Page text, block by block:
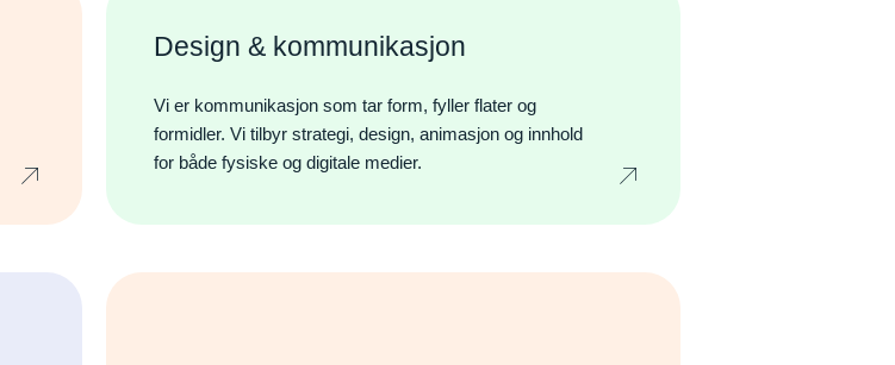
Design & kommunikasjon
Vi er kommunikasjon som tar form, fyller flater og
formidler. Vi tilbyr strategi, design, animasjon og innhold
for både fysiske og digitale medier.